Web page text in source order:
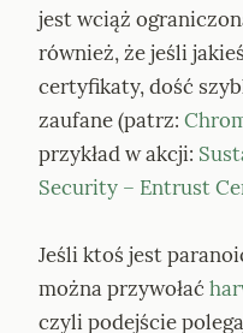
jest wciąż
również, że jeśli
certyfikaty, dość
zaufane (patrz:
przykład w akcji:
Security – Entrust
Jeśli ktoś jest
można przywołać
czyli podejście